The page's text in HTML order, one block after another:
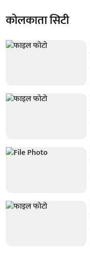
कोलकाता सिटी